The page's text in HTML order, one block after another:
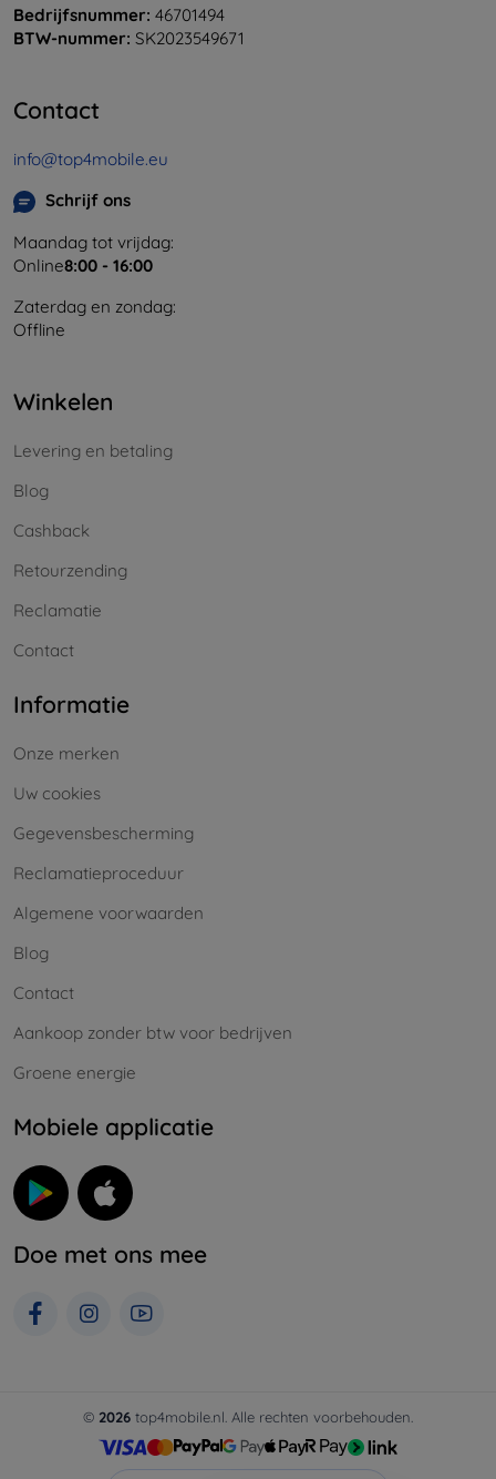
Bedrijfsnummer: 46701494
BTW-nummer: SK2023549671
Contact
info@top4mobile.eu
Schrijf ons
Maandag tot vrijdag:
Online8:00 - 16:00
Zaterdag en zondag:
Offline
Winkelen
Levering en betaling
Blog
Cashback
Retourzending
Reclamatie
Contact
Informatie
Onze merken
Uw cookies
Gegevensbescherming
Reclamatieproceduur
Algemene voorwaarden
Blog
Contact
Aankoop zonder btw voor bedrijven
Groene energie
Mobiele applicatie
Doe met ons mee
© 2026 top4mobile.nl. Alle rechten voorbehouden.